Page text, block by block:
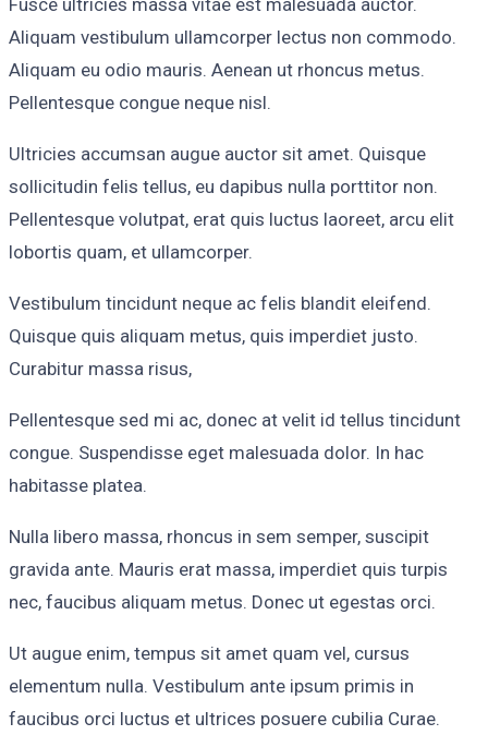
Aliquam vestibulum ullamcorper lectus non commodo.
Aliquam eu odio mauris. Aenean ut rhoncus metus.
Pellentesque congue neque nisl.
Ultricies accumsan augue auctor sit amet. Quisque
sollicitudin felis tellus, eu dapibus nulla porttitor non.
Pellentesque volutpat, erat quis luctus laoreet, arcu elit
lobortis quam, et ullamcorper.
Vestibulum tincidunt neque ac felis blandit eleifend.
Quisque quis aliquam metus, quis imperdiet justo.
Curabitur massa risus,
Pellentesque sed mi ac, donec at velit id tellus tincidunt
congue. Suspendisse eget malesuada dolor. In hac
habitasse platea.
Nulla libero massa, rhoncus in sem semper, suscipit
gravida ante. Mauris erat massa, imperdiet quis turpis
nec, faucibus aliquam metus. Donec ut egestas orci.
Ut augue enim, tempus sit amet quam vel, cursus
elementum nulla. Vestibulum ante ipsum primis in
faucibus orci luctus et ultrices posuere cubilia Curae.